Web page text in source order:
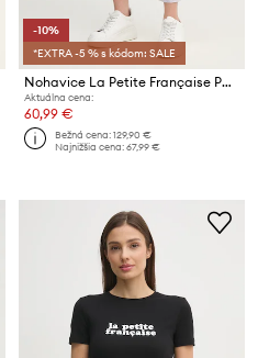
-10%
*EXTRA -5 % s kódom: SALE
Nohavice La Petite Française PHAREL
Aktuálna cena:
60,99 €
Bežná cena:129,90 €
Najnižšia cena:67,99 €